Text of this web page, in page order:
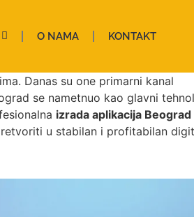
O NAMA KONTAKT
Danas su one primarni kanal
se nametnuo kao glavni
izrada aplikacija Beograd
u stabilan i profitabilan